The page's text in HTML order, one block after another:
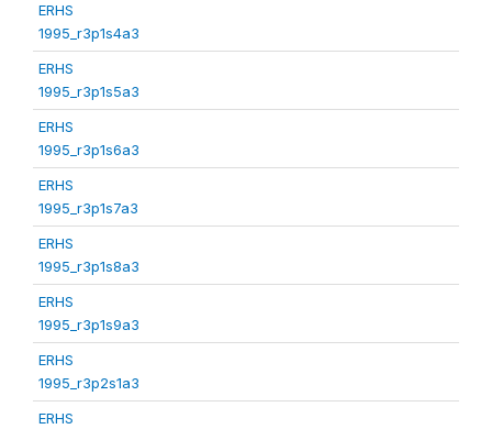
ERHS
1995_r3p1s4a3
ERHS
1995_r3p1s5a3
ERHS
1995_r3p1s6a3
ERHS
1995_r3p1s7a3
ERHS
1995_r3p1s8a3
ERHS
1995_r3p1s9a3
ERHS
1995_r3p2s1a3
ERHS